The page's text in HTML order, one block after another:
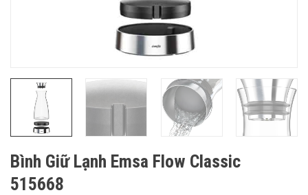
Bình Giữ Lạnh Emsa Flow Classic
515668